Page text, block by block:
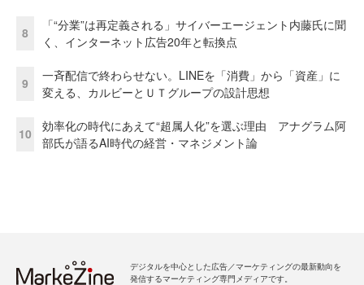
8
「“分業”は再定義される」サイバーエージェント内藤氏に聞
く、インターネット広告20年と転換点
9
一斉配信で終わらせない。LINEを「消費」から「資産」に
変える、カルビーとＵＴグループの設計思想
10
効率化の時代にあえて“超属人化”を選ぶ理由 アナグラム阿
部氏が語るAI時代の経営・マネジメント論
デジタルを中心とした広告／マーケティングの最新動向を
発信するマーケティング専門メディアです。